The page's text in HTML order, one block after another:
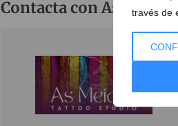
través de
Contacta con As